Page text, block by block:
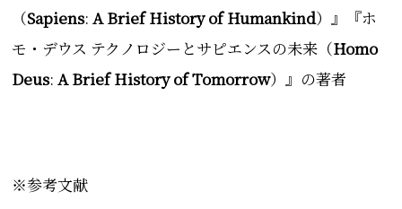
（Sapiens:A Brief History of Humankind）』『ホ
モ・デウス テクノロジーとサピエンスの未来（Homo
Deus:A Brief History of Tomorrow）』の著者
※参考文献